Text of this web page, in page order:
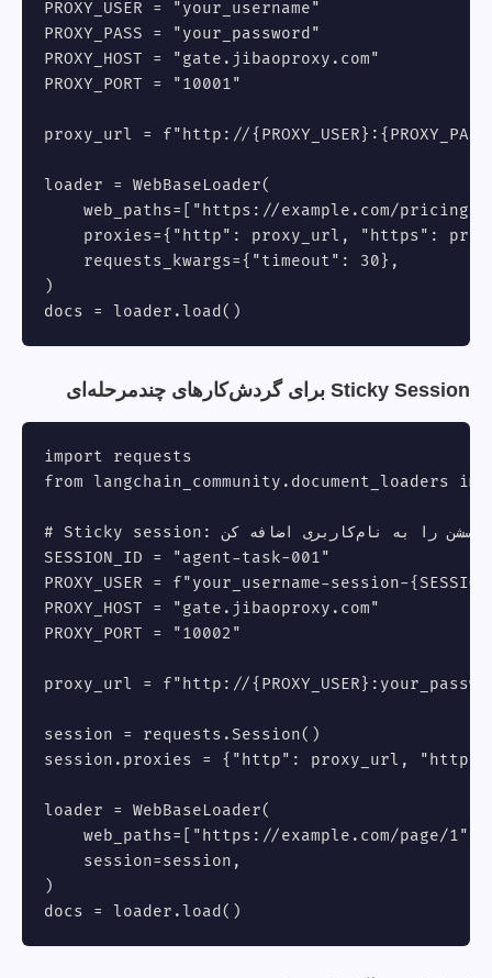
PROXY_USER = "your_username"
PROXY_PASS = "your_password"
PROXY_HOST = "gate.jibaoproxy.com"
PROXY_PORT = "10001"
proxy_url = f"http://
loader = WebBaseLoader(
web_paths=["https://example.com/
proxies={"http": proxy_url, "https":
    requests_kwargs={"timeout": 30},
)
docs = loader.load()
Sticky Session برای گردش‌کارهای چندمرحله‌ای
import requests
from langchain_community.document_loaders
# Sticky session: شناسه‌ی سشن را به نام‌کاربری اضافه کن
SESSION_ID = "agent-task-001"
PROXY_USER = f"your_username-session-
PROXY_HOST = "gate.jibaoproxy.com"
PROXY_PORT = "10002"
proxy_url = f"http://
session = requests.Session()
session.proxies = {"http": proxy_url,
loader = WebBaseLoader(
web_paths=["https://example.com/page/1",
    session=session,
)
docs = loader.load()